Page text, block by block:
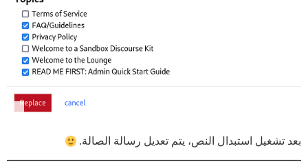
بعد تشغيل استبدال النص، يتم تعديل رسالة الصالة.